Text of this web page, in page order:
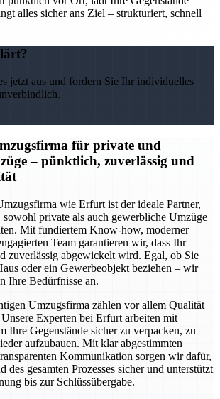
alles sicher ans Ziel – strukturiert, schnell
jetzt aus und fordern Sie Ihr individuelles
für private und
– pünktlich, zuverlässig und
wie Erfurt ist der ideale Partner,
sowohl private als auch gewerbliche Umzüge
Mit fundiertem Know-how, moderner
Team garantieren wir, dass Ihr
zuverlässig abgewickelt wird. Egal, ob Sie
oder ein Gewerbeobjekt beziehen – wir
Ihre Bedürfnisse an.
Umzugsfirma zählen vor allem Qualität
Experten bei Erfurt arbeiten mit
Ihre Gegenstände sicher zu verpacken, zu
aufzubauen. Mit klar abgestimmten
Kommunikation sorgen wir dafür,
des gesamten Prozesses sicher und unterstützt
bis zur Schlüssübergabe.